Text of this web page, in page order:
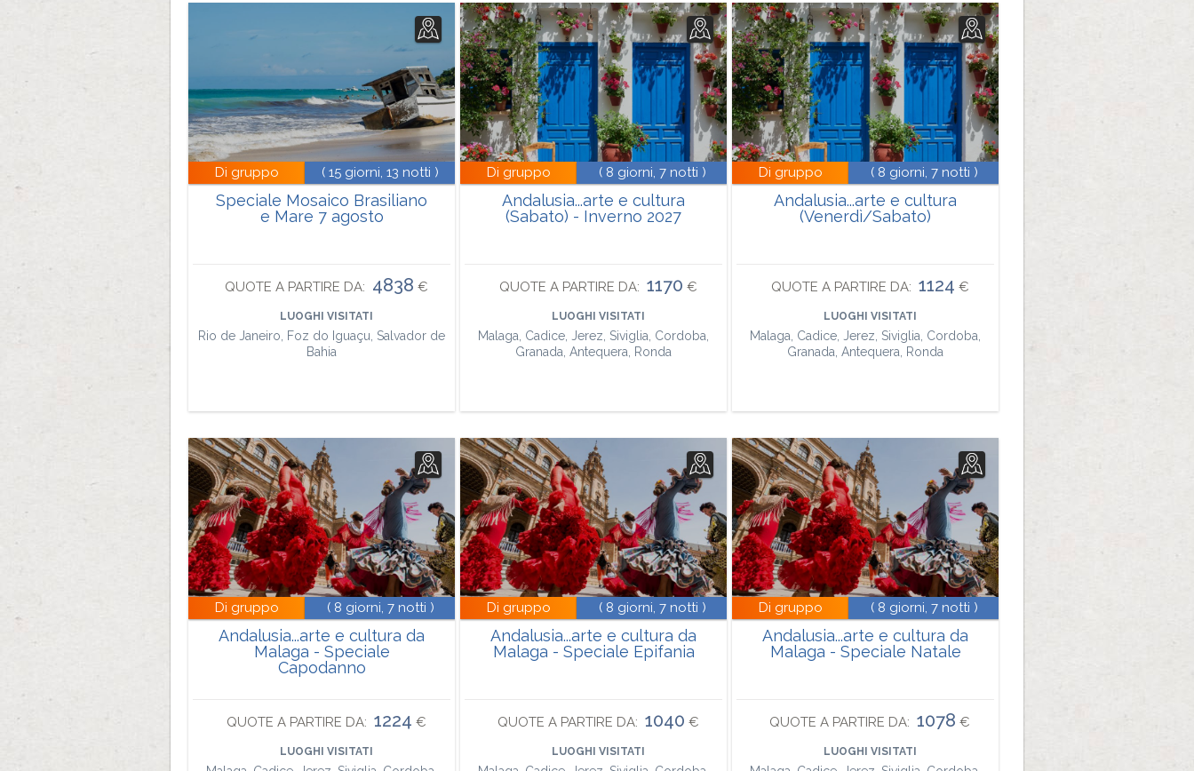
Di gruppo ( 15 giorni, 13 notti )
Speciale Mosaico Brasiliano
e Mare 7 agosto
QUOTE A PARTIRE DA: 4838 €
LUOGHI VISITATI
Rio de Janeiro, Foz do Iguaçu, Salvador de
Bahia
Di gruppo ( 8 giorni, 7 notti )
Andalusia...arte e cultura
(Sabato) - Inverno 2027
QUOTE A PARTIRE DA: 1170 €
LUOGHI VISITATI
Malaga, Cadice, Jerez, Siviglia, Cordoba,
Granada, Antequera, Ronda
Di gruppo ( 8 giorni, 7 notti )
Andalusia...arte e cultura
(Venerdì/Sabato)
QUOTE A PARTIRE DA: 1124 €
LUOGHI VISITATI
Malaga, Cadice, Jerez, Siviglia, Cordoba,
Granada, Antequera, Ronda
Di gruppo ( 8 giorni, 7 notti )
Andalusia...arte e cultura da
Malaga - Speciale
Capodanno
QUOTE A PARTIRE DA: 1224 €
LUOGHI VISITATI
Di gruppo ( 8 giorni, 7 notti )
Andalusia...arte e cultura da
Malaga - Speciale Epifania
QUOTE A PARTIRE DA: 1040 €
LUOGHI VISITATI
Di gruppo ( 8 giorni, 7 notti )
Andalusia...arte e cultura da
Malaga - Speciale Natale
QUOTE A PARTIRE DA: 1078 €
LUOGHI VISITATI